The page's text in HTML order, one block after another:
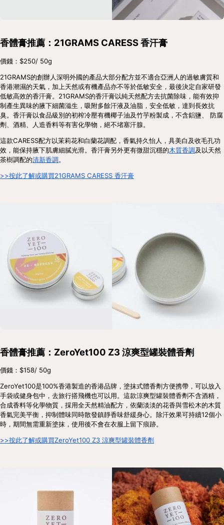
香體膏推薦：21GRAMS CARESS 香汗膏
價錢：$250/ 50g
21GRAMS的創辦人深明外國的產品大部分配方並不適合亞洲人的過敏膚質和
香港潮濕的天氣，加上天然或有機產品亦不等於低敏安全，最後決定自家研發
低敏高效的香汗膏。21GRAMS的香汗膏以純天然配方去抗菌除味，能有效抑
制產生異味的腋下細菌滋生，吸附多餘汗液及油脂，安全低敏，達到長效抗
臭。香汗膏以食品級別的初榨冷壓有機椰子油及竹芋粉製成，不含鋁鹽、 防腐
劑、酒精、人造香料等有害化學物，絕不堵塞汗腺。
這款CARESS配方以茉莉花和白蘭花調配，香氣持久怡人，具美白及收毛孔功
效，能保持腋下肌膚細膩光滑。香汗膏另外更有微甜沉穩的木質香調及以天然
茶樹調配的清新香調。
>>按此了解或購買21GRAMS CARESS 香汗膏
香體膏推薦：ZeroYet100 Z3 涼爽型罐裝體香劑
價錢：$158/ 50g
ZeroYet100是100%香港製造的香港品牌，塗抹式體香劑方便携帶，可以放入
手袋或健身包中，去旅行搭飛機也可以用。這款涼爽型罐裝體香劑不含酒精，
合成香料等化學物質，採用全天然精油配方，依蘭淡淡的花香與雪松木的木質
香氣完美平衡，抑制體味同時散發鎮靜香味舒緩身心。除汗效果可持續12個小
時，期間無需重新塗抹，使用後不會在衣服上留下痕跡。
>>按此了解或購買ZeroYet100 Z3 涼爽型罐裝體香劑